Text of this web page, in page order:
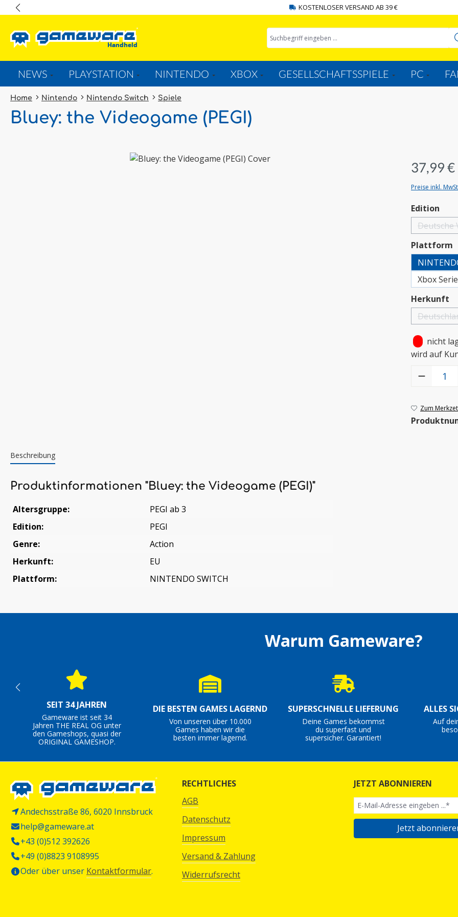
KOSTENLOSER VERSAND AB 39 €
NEWS PLAYSTATION NINTENDO XBOX GESELLSCHAFTSSPIELE PC
Home Nintendo Nintendo Switch Spiele
Bluey: the Videogame (PEGI)
37,99 €
Preise inkl.
Edition
Deutsche
Plattform
Xbox
Herkunft
nicht
wird auf
Produkt
Zum
Beschreibung
Produktinformationen "Bluey: the Videogame (PEGI)"
Altersgruppe:
PEGI ab 3
Edition:
PEGI
Genre:
Action
Herkunft:
EU
Plattform:
NINTENDO SWITCH
Warum Gameware?
SEIT 34 JAHREN
Gameware ist seit 34
Jahren THE REAL OG unter
den Gameshops, quasi der
ORIGINAL GAMESHOP.
DIE BESTEN GAMES LAGERND
Von unseren über 10.000
Games haben wir die
besten immer lagernd.
SUPERSCHNELLE LIEFERUNG
Deine Games bekommst
du superfast und
supersicher. Garantiert!
ALLES
Auf
Andechsstraße 86, 6020 Innsbruck
help@gameware.at
+43 (0)512 392626
+49 (0)8823 9108995
Oder über unser Kontaktformular.
RECHTLICHES
AGB
Datenschutz
Impressum
Versand & Zahlung
Widerrufsrecht
JETZT ABONNIEREN
Jetzt